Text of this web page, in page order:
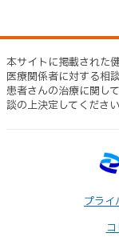
本サイトに掲載された
医療関係者に対する相
患者さんの治療に関し
談の上決定してください
プライ
コ